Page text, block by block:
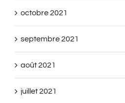
octobre 2021
septembre 2021
août 2021
juillet 2021